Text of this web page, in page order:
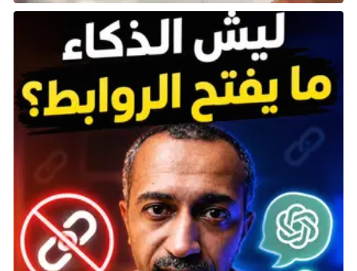
لعام كامل تستحق تقييمًا “7/10″، فهذا مؤشر واضح على
وبالرغم من أن Dead Rising 3 لم تكن الأجمل بين ألعاب
الجيل الجديد، إلا أنها وجدت طرقًا مبتكرَة للفت الأنظار.
خريطة اللعبة الكبيرة والسلسة مقارنة بالإصدارات السابقة،
والمليئة بجحافل الزومبي، كانت مكانًا مثاليًّا للفوضى. جعل
تحسين أسلوب التحكم استكشاف العالم وتنفيذ مجازر
الزومبي أمرًا ممتعًا وسهلًا، سواء سيرًا على الأقدام أو
باستخدام المركبات المدمَجة الجديدة التي أضافتها اللعبة.
تركز Dead Rising بشكل أساسي على التدمير الجماعي
المتهور، وقد تم تضخيم هذا الجانب عشرة أضعاف مع
إضافة المزيد من اللاعبين إلى نفس الخريطة عبر وضع
اللعب التعاوني الصاخب.